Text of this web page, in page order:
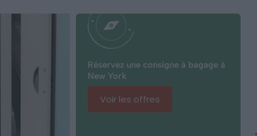
Réservez une consigne à bagage à
New York
Voir les offres